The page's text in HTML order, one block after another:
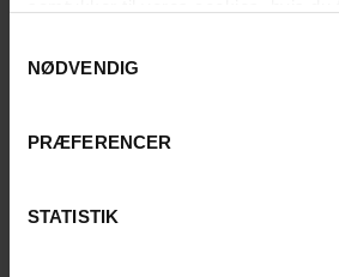
NØDVENDIG
PRÆFERENCER
STATISTIK
sammen så alle følte
humør, fleksibilitet,